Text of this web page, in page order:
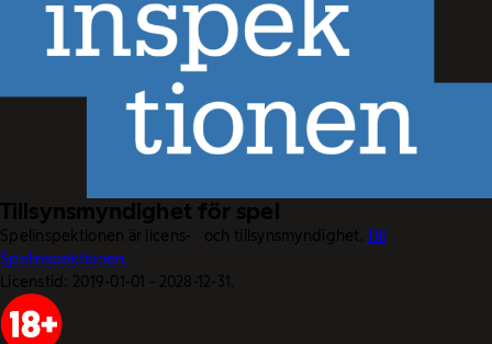
Tillsynsmyndighet för spel
Spelinspektionen är licens- och tillsynsmyndighet.Till
Spelinspektionen.
Licenstid: 2019-01-01 - 2028-12-31.